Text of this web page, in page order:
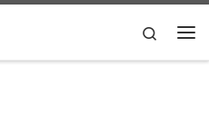
Search